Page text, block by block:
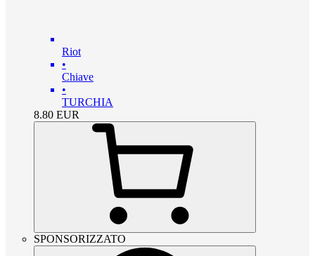
Riot
•
Chiave
•
TURCHIA
8.80 EUR
SPONSORIZZATO